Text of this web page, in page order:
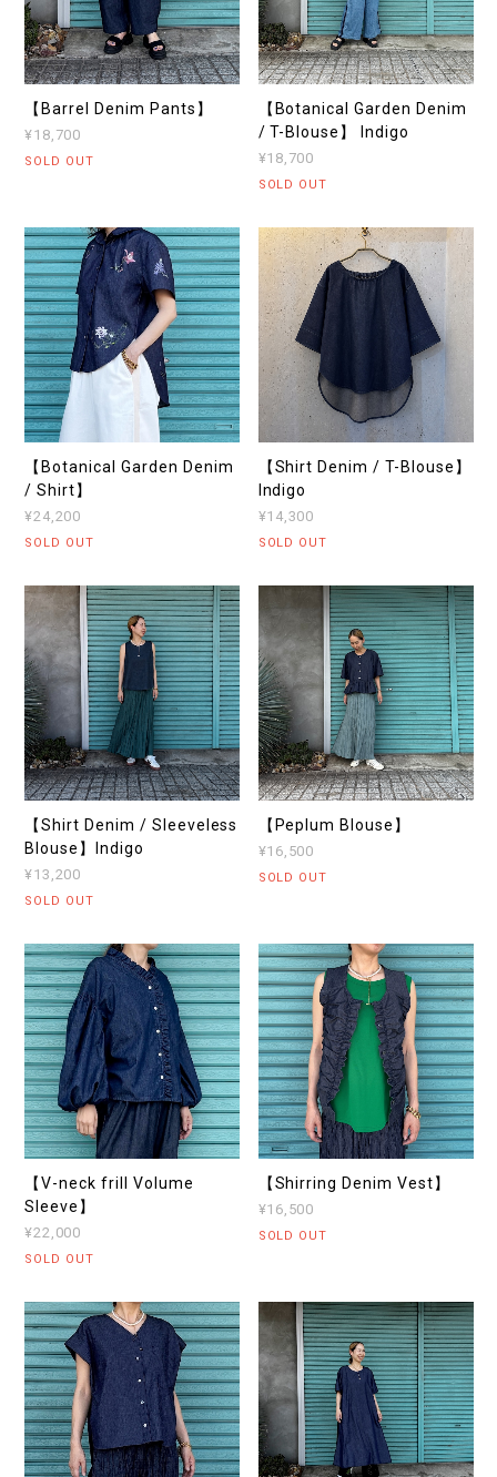
【Barrel Denim Pants】
¥18,700
SOLD OUT
【Botanical Garden Denim
/ T-Blouse】 Indigo
¥18,700
SOLD OUT
【Botanical Garden Denim
/ Shirt】
¥24,200
SOLD OUT
【Shirt Denim / T-Blouse】
Indigo
¥14,300
SOLD OUT
【Shirt Denim / Sleeveless
Blouse】Indigo
¥13,200
SOLD OUT
【Peplum Blouse】
¥16,500
SOLD OUT
【V-neck frill Volume
Sleeve】
¥22,000
SOLD OUT
【Shirring Denim Vest】
¥16,500
SOLD OUT